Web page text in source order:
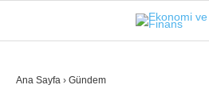
Ana Sayfa › Gündem